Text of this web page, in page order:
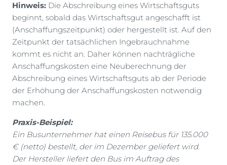
Hinweis: Die Abschreibung eines Wirtschaftsguts
beginnt, sobald das Wirtschaftsgut angeschafft ist
(Anschaffungszeitpunkt) oder hergestellt ist. Auf den
Zeitpunkt der tatsächlichen Ingebrauchnahme
kommt es nicht an. Daher können nachträgliche
Anschaffungskosten eine Neuberechnung der
Abschreibung eines Wirtschaftsguts ab der Periode
der Erhöhung der Anschaffungskosten notwendig
machen.
Praxis-Beispiel:
Ein Busunternehmer hat einen Reisebus für 135.000
€ (netto) bestellt, der im Dezember geliefert wird.
Der Hersteller liefert den Bus im Auftrag des